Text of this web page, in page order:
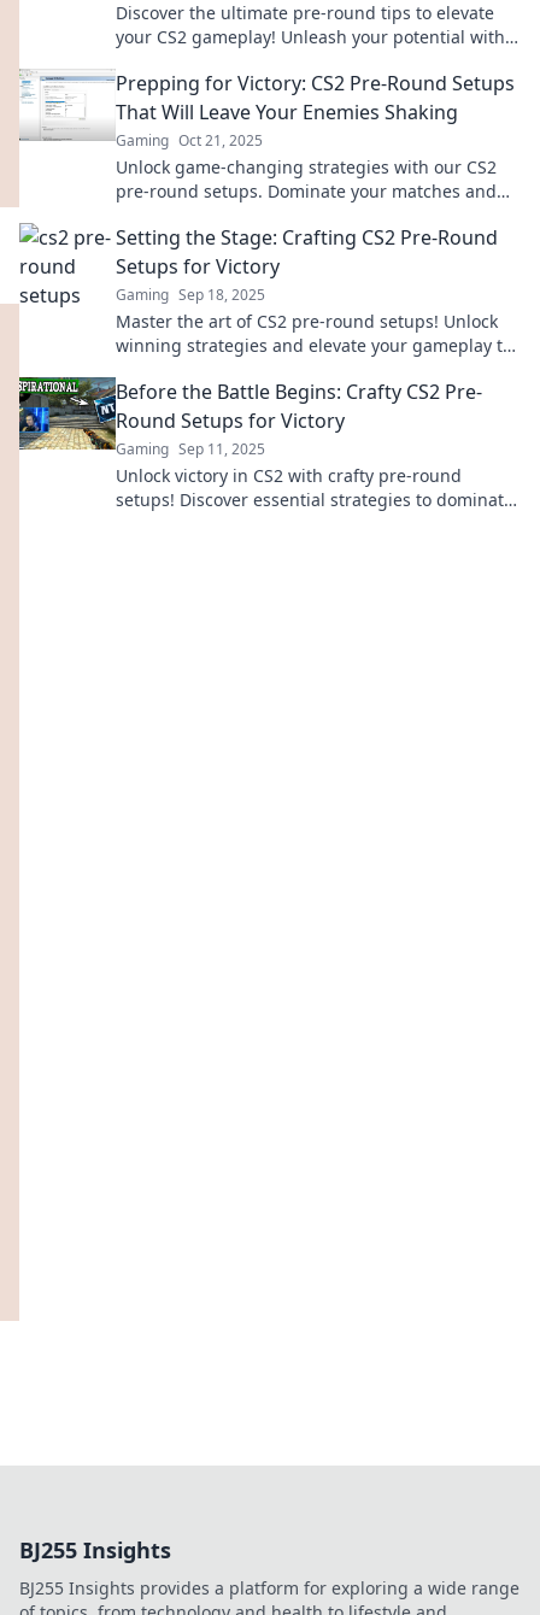
Discover the ultimate pre-round tips to elevate
your CS2 gameplay! Unleash your potential with
Prepping for Victory: CS2 Pre-Round Setups
That Will Leave Your Enemies Shaking
Gaming Oct 21, 2025
Unlock game-changing strategies with our CS2
pre-round setups. Dominate your matches and
Setting the Stage: Crafting CS2 Pre-Round
Setups for Victory
Gaming Sep 18, 2025
Master the art of CS2 pre-round setups! Unlock
winning strategies and elevate your gameplay to
Before the Battle Begins: Crafty CS2 Pre-
Round Setups for Victory
Gaming Sep 11, 2025
Unlock victory in CS2 with crafty pre-round
setups! Discover essential strategies to dominate
BJ255 Insights
BJ255 Insights provides a platform for exploring a wide range